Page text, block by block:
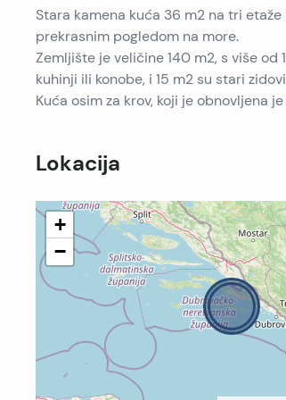
Stara kamena kuća 36 m2 na tri
prekrasnim pogledom na more.
Zemljište je veličine 140 m2, s više
kuhinji ili konobe, i 15 m2 su stari
Kuća osim za krov, koji je obnovljena
Lokacija
+
−